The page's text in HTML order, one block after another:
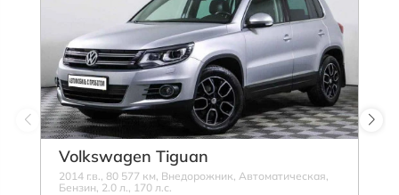
Volkswagen Tiguan
2014 г.в., 80 577 км, Внедорожник, Автоматическая,
Бензин, 2.0 л., 170 л.с.